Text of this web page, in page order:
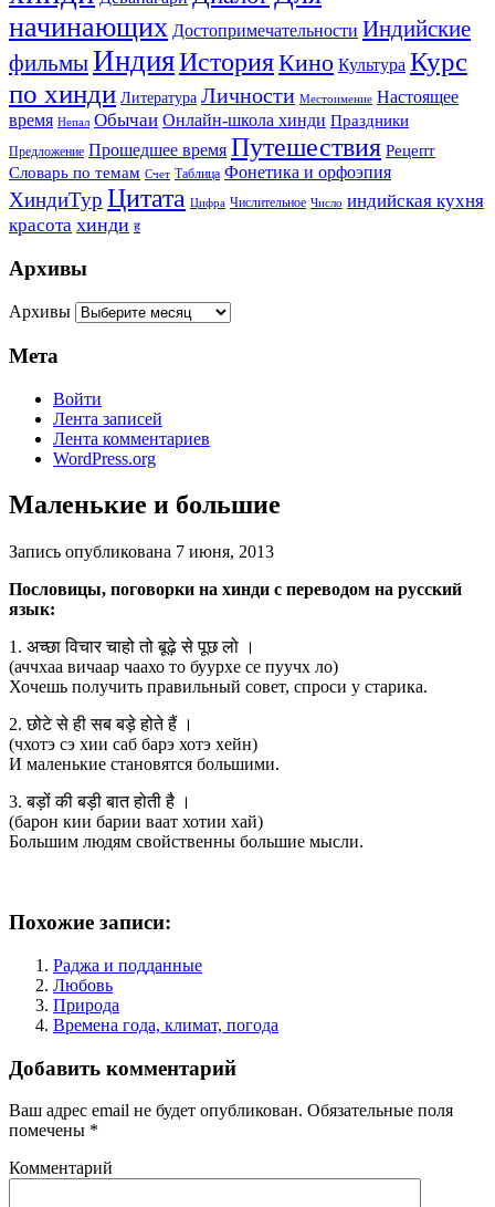
начинающих Достопримечательности Индийские
фильмыИндияИсторияКино Культура Курс
по хинди Литература Личности Местоимение Настоящее
время Непал Обычаи Онлайн-школа хинди Праздники
Предложение Прошедшее время Путешествия Рецепт
Словарь по темам Счет Таблица Фонетика и орфоэпия
ХиндиТур Цитата Цифра Числительное Число индийская кухня
красота хинди ह
Архивы
Архивы
Мета
Войти
Лента записей
Лента комментариев
WordPress.org
Маленькие и большие
Запись опубликована 7 июня, 2013
Пословицы, поговорки на хинди с переводом на русский
язык:
1. अच्छा विचार चाहो तो बूढ़े से पूछ लो ।
(аччхаа вичаар чаахо то буурхе се пуучх ло)
Хочешь получить правильный совет, спроси у старика.
2. छोटे से ही सब बड़े होते हैं ।
(чхотэ сэ хии саб барэ хотэ хейн)
И маленькие становятся большими.
3. बड़ों की बड़ी बात होती है ।
(барон кии барии ваат хотии хай)
Большим людям свойственны большие мысли.
Похожие записи:
Раджа и подданные
Любовь
Природа
Времена года, климат, погода
Добавить комментарий
Ваш адрес email не будет опубликован. Обязательные поля
помечены *
Комментарий